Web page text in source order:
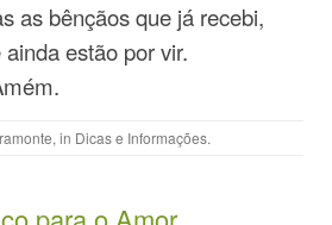
as bênçãos que já recebi,
estão por vir.
, in Dicas e Informações.